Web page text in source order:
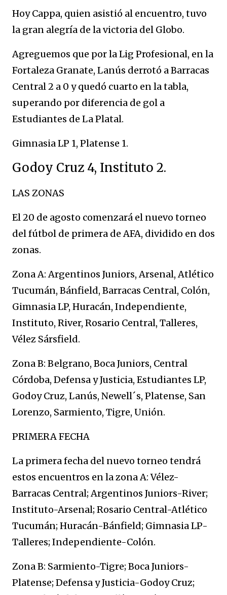
Hoy Cappa, quien asistió al encuentro, tuvo
la gran alegría de la victoria del Globo.
Agreguemos que por la Lig Profesional, en la
Fortaleza Granate, Lanús derrotó a Barracas
Central 2 a 0 y quedó cuarto en la tabla,
superando por diferencia de gol a
Estudiantes de La Platal.
Gimnasia LP 1, Platense 1.
Godoy Cruz 4, Instituto 2.
LAS ZONAS
El 20 de agosto comenzará el nuevo torneo
del fútbol de primera de AFA, dividido en dos
zonas.
Zona A: Argentinos Juniors, Arsenal, Atlético
Tucumán, Bánfield, Barracas Central, Colón,
Gimnasia LP, Huracán, Independiente,
Instituto, River, Rosario Central, Talleres,
Vélez Sársfield.
Zona B: Belgrano, Boca Juniors, Central
Córdoba, Defensa y Justicia, Estudiantes LP,
Godoy Cruz, Lanús, Newell´s, Platense, San
Lorenzo, Sarmiento, Tigre, Unión.
PRIMERA FECHA
La primera fecha del nuevo torneo tendrá
estos encuentros en la zona A: Vélez-
Barracas Central; Argentinos Juniors-River;
Instituto-Arsenal; Rosario Central-Atlético
Tucumán; Huracán-Bánfield; Gimnasia LP-
Talleres; Independiente-Colón.
Zona B: Sarmiento-Tigre; Boca Juniors-
Platense; Defensa y Justicia-Godoy Cruz;